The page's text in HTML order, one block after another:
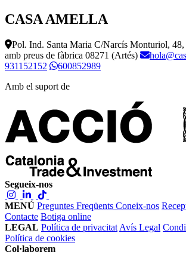
CASA AMELLA
Pol. Ind. Santa Maria C/Narcís Monturiol,
amb preus de fàbrica 08271 (Artés)
931152152
600852989
Amb el suport de
Segueix-nos
MENÚ Preguntes Freqüents Coneix-nos
Contacte Botiga online
LEGAL Política de privacitat Avís Legal
Política de cookies
Col·laborem